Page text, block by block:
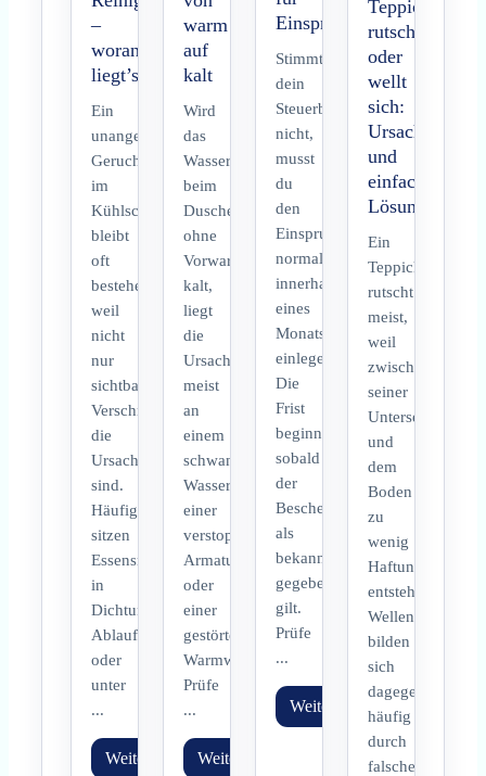
–
woran
liegt’s
Ein
unangenehmer
Geruch
im
Kühlschrank
bleibt
oft
bestehen,
weil
nicht
nur
sichtbare
Verschmutzungen
die
Ursache
sind.
Häufig
sitzen
Essensreste
in
Dichtungen,
Ablaufrinnen
oder
unter
...
Weiterlesen
warm
auf
kalt
Wird
das
Wasser
beim
Duschen
ohne
Vorwarnung
kalt,
liegt
die
Ursache
meist
an
einem
schwankenden
Wasserdruck,
einer
verstopften
Armatur
oder
einer
gestörten
Warmwasserversorgung.
Prüfe
...
Weiterlesen
Einspruch
Stimmt
dein
Steuerbescheid
nicht,
musst
du
den
Einspruch
normalerweise
innerhalb
eines
Monats
einlegen.
Die
Frist
beginnt,
sobald
der
Bescheid
als
bekannt
gegeben
gilt.
Prüfe
...
Weiterlesen
Teppich
rutscht
oder
wellt
sich:
Ursachen
und
einfache
Lösungen
Ein
Teppich
rutscht
meist,
weil
zwischen
seiner
Unterseite
und
dem
Boden
zu
wenig
Haftung
entsteht.
Wellen
bilden
sich
dagegen
häufig
durch
falsche